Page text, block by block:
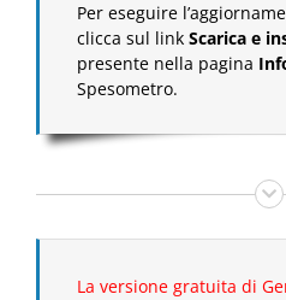
Per eseguire
clicca sul link Scarica e
presente nella pagina
Spesometro.
La versione gratuita di